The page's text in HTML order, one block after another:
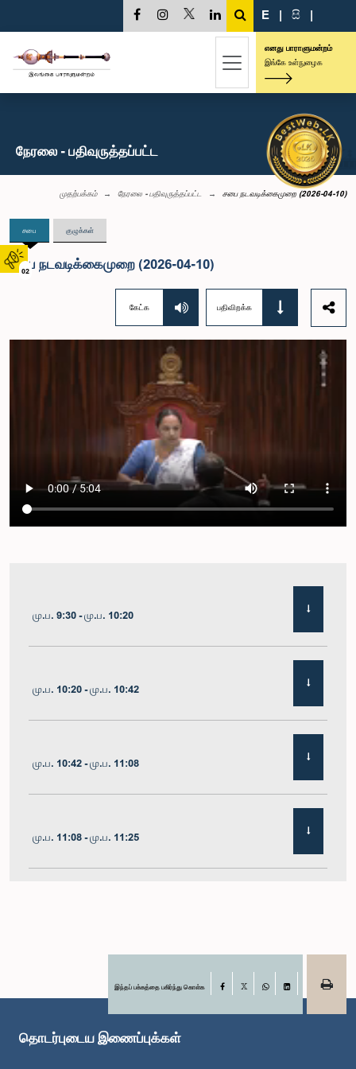
02
E | සි |
எனது பாராளுமன்றம்
இங்கே உள்நுழைக
நேரலை - பதிவுருத்தப்பட்ட
முதற்பக்கம் நேரலை - பதிவுருத்தப்பட்ட சபை நடவடிக்கைமுறை (2026-04-10)
சபை குழுக்கள்
சபை நடவடிக்கைமுறை (2026-04-10)
கேட்க பதிவிறக்க
மு.ப. 9:30 - மு.ப. 10:20
மு.ப. 10:20 - மு.ப. 10:42
மு.ப. 10:42 - மு.ப. 11:08
மு.ப. 11:08 - மு.ப. 11:25
மு.ப. 11:48 - பி.ப. 12:05இந்தப் பக்கத்தை பகிர்ந்து கொள்க Facebook
LinkedIn
தொடர்புடைய இணைப்புக்கள்